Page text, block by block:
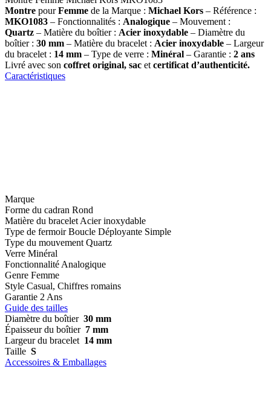
Montre pourFemme de la Marque : Michael Kors – Référence :
MKO1083 – Fonctionnalités : Analogique – Mouvement :
Quartz – Matière du boîtier : Acier inoxydable – Diamètre du
boîtier : 30 mm – Matière du bracelet : Acier inoxydable – Largeur
du bracelet : 14 mm – Type de verre : Minéral – Garantie : 2 ans
Livré avec son coffret original, sac et certificat d’authenticité.
Caractéristiques
Marque
Forme du cadran Rond
Matière du bracelet Acier inoxydable
Type de fermoir Boucle Déployante Simple
Type du mouvement Quartz
Verre Minéral
Fonctionnalité Analogique
Genre Femme
Style Casual, Chiffres romains
Garantie 2 Ans
Guide des tailles
Diamètre du boîtier 30 mm
Épaisseur du boîtier 7 mm
Largeur du bracelet 14 mm
Taille S
Accessoires & Emballages